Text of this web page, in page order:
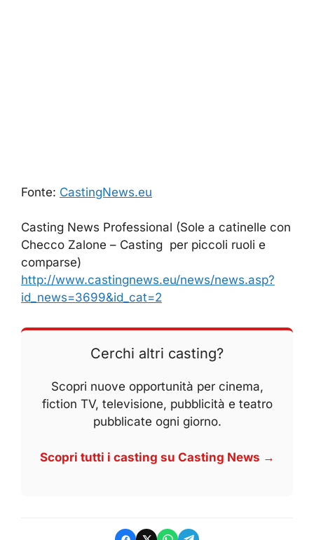
Fonte: CastingNews.eu
Casting News Professional (Sole a catinelle con
Checco Zalone – Casting per piccoli ruoli e
comparse)
http://www.castingnews.eu/news/news.asp?
id_news=3699&id_cat=2
Cerchi altri casting?
Scopri nuove opportunità per cinema,
fiction TV, televisione, pubblicità e teatro
pubblicate ogni giorno.
Scopri tutti i casting su Casting News →